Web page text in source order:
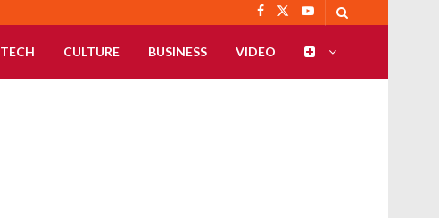
TECH CULTURE BUSINESS VIDEO